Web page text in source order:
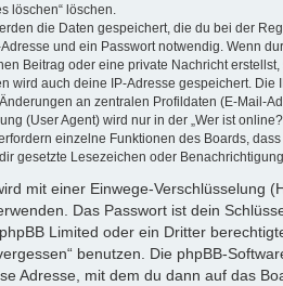
löschen“ löschen.
die Daten gespeichert, die du bei der
und ein Passwort notwendig. Wenn
Beitrag oder eine private Nachricht
wird auch deine IP-Adresse gespeichert.
an zentralen Profildaten (E-Mail-
(User Agent) wird nur in der „Wer ist
einzelne Funktionen des Boards,
gesetzte Lesezeichen oder
mit einer Einwege-Verschlüsselung
Das Passwort ist dein
Limited oder ein Dritter
benutzen. Die phpBB-
Adresse, mit dem du dann auf das